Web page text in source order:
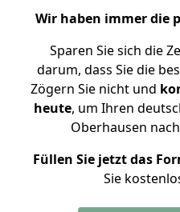
Wir haben immer die
Sparen Sie sich die
darum, dass Sie die
Zögern Sie nicht und
heute, um Ihren
Oberhausen
Füllen Sie jetzt das
Sie